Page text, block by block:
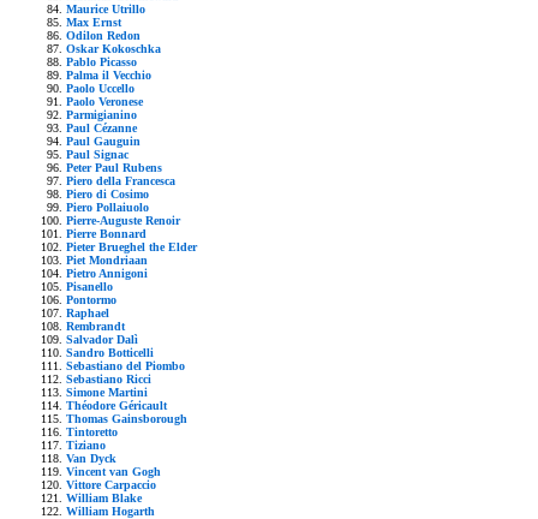
Maurice Utrillo
Max Ernst
Odilon Redon
Oskar Kokoschka
Pablo Picasso
Palma il Vecchio
Paolo Uccello
Paolo Veronese
Parmigianino
Paul Cézanne
Paul Gauguin
Paul Signac
Peter Paul Rubens
Piero della Francesca
Piero di Cosimo
Piero Pollaiuolo
Pierre-Auguste Renoir
Pierre Bonnard
Pieter Brueghel the Elder
Piet Mondriaan
Pietro Annigoni
Pisanello
Pontormo
Raphael
Rembrandt
Salvador Dalì
Sandro Botticelli
Sebastiano del Piombo
Sebastiano Ricci
Simone Martini
Théodore Géricault
Thomas Gainsborough
Tintoretto
Tiziano
Van Dyck
Vincent van Gogh
Vittore Carpaccio
William Blake
William Hogarth